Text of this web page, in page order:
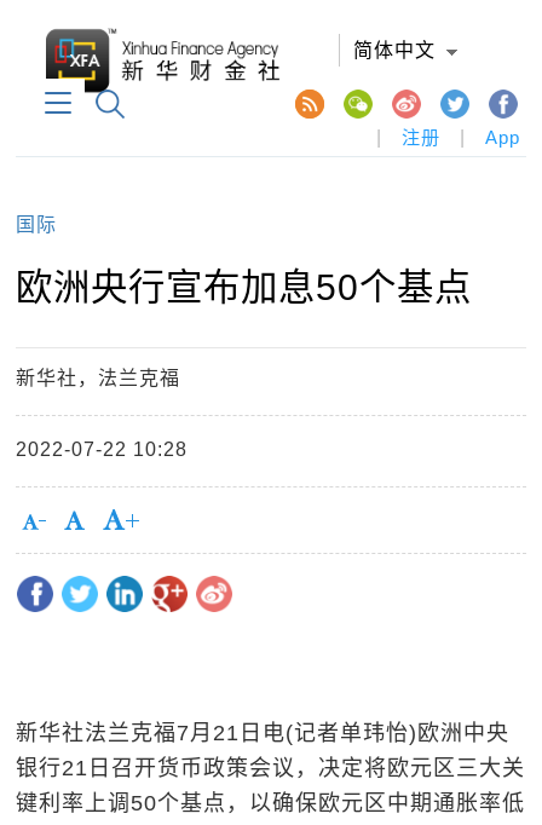
简体中文
注册 App
国际
欧洲央行宣布加息50个基点
新华社，法兰克福
2022-07-22 10:28
新华社法兰克福7月21日电(记者单玮怡)欧洲中央
银行21日召开货币政策会议，决定将欧元区三大关
键利率上调50个基点，以确保欧元区中期通胀率低